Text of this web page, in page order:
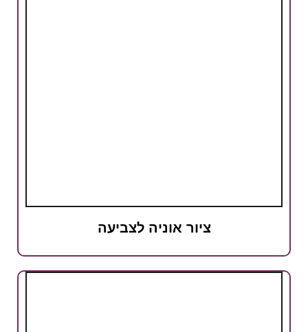
ציור אוניה לצביעה